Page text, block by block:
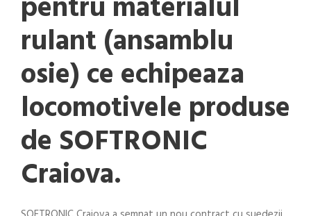
pentru materialul
rulant (ansamblu
osie) ce echipeaza
locomotivele produse
de SOFTRONIC
Craiova.